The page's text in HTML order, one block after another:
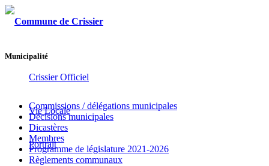
Crissier Officiel
Vie Locale
Portrait
Municipalité
Commissions / délégations municipales
Décisions municipales
Dicastères
Membres
Programme de législature 2021-2026
Règlements communaux